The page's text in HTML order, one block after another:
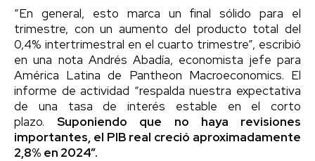
“En general, esto marca un final sólido para el
trimestre, con un aumento del producto total del
0,4% intertrimestral en el cuarto trimestre”, escribió
en una nota Andrés Abadía, economista jefe para
América Latina de Pantheon Macroeconomics. El
informe de actividad “respalda nuestra expectativa
de una tasa de interés estable en el corto
plazo.Suponiendo que no haya revisiones
importantes, el PIB real creció aproximadamente
2,8% en 2024”.